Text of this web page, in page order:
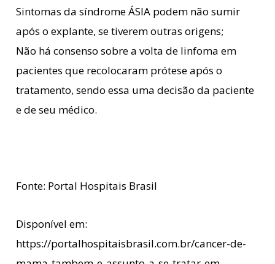
Sintomas da síndrome ÁSIA podem não sumir
após o explante, se tiverem outras origens;
Não há consenso sobre a volta de linfoma em
pacientes que recolocaram prótese após o
tratamento, sendo essa uma decisão da paciente
e de seu médico.
Fonte: Portal Hospitais Brasil
Disponível em:
https://portalhospitaisbrasil.com.br/cancer-de-